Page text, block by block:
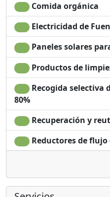
Comida orgánica
Electricidad de
Paneles solares
Productos de
Recogida selectiva
80%
Recuperación y
Reductores de flujo